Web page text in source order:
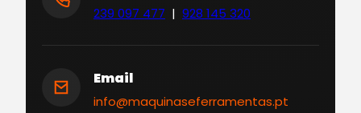
239 097 477 | 928 145 320
Email
info@maquinaseferramentas.pt